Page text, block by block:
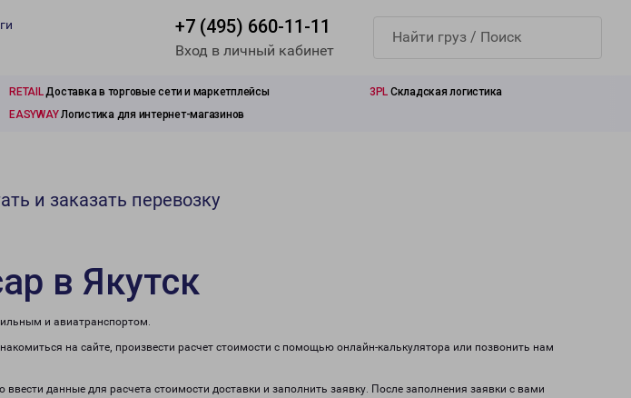
+7 (495) 660-11-11
Вход в личный кабинет
RETAILДоставка в торговые сети и маркетплейсы 3PL Складская логистика
EASYWAYЛогистика для интернет-магазинов
и заказать перевозку
в Якутск
и авиатранспортом.
на сайте, произвести расчет стоимости с помощью онлайн-калькулятора или позвонить нам
данные для расчета стоимости доставки и заполнить заявку. После заполнения заявки с вами